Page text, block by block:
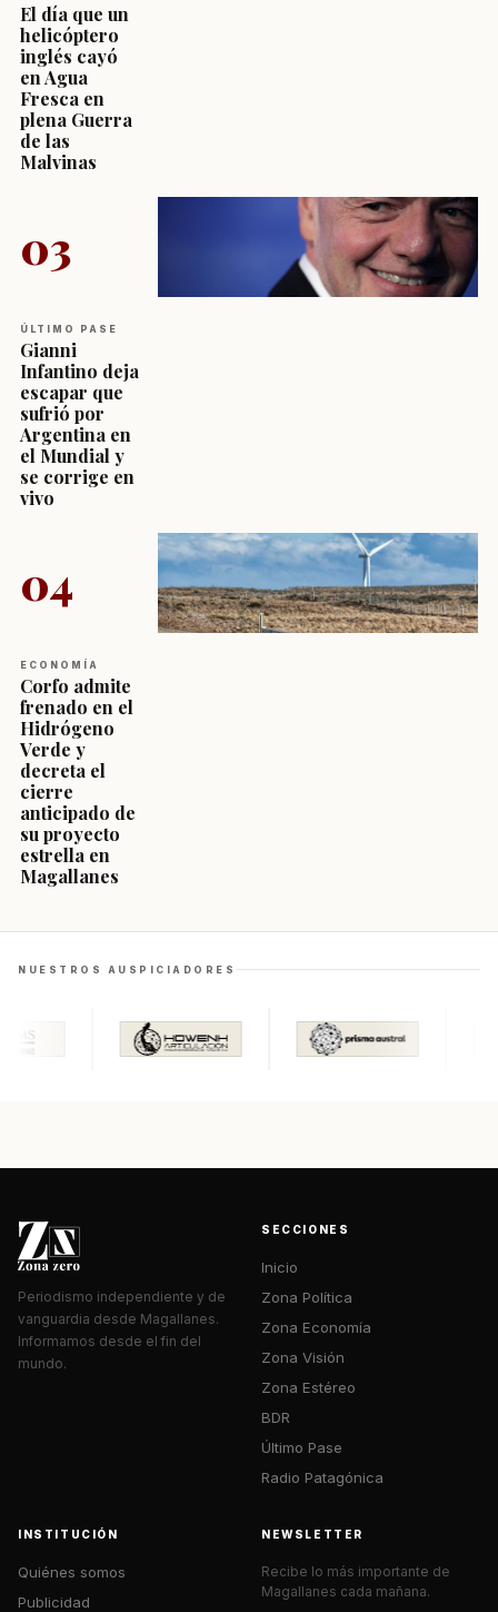
El día que un
helicóptero
inglés cayó
en Agua
Fresca en
plena Guerra
de las
Malvinas
03
ÚLTIMO PASE
Gianni
Infantino deja
escapar que
sufrió por
Argentina en
el Mundial y
se corrige en
vivo
04
ECONOMÍA
Corfo admite
frenado en el
Hidrógeno
Verde y
decreta el
cierre
anticipado de
su proyecto
estrella en
Magallanes
NUESTROS AUSPICIADORES
Periodismo independiente y de
vanguardia desde Magallanes.
Informamos desde el fin del
mundo.
SECCIONES
Inicio
Zona Política
Zona Economía
Zona Visión
Zona Estéreo
BDR
Último Pase
Radio Patagónica
INSTITUCIÓN
Quiénes somos
Publicidad
NEWSLETTER
Recibe lo más importante de
Magallanes cada mañana.